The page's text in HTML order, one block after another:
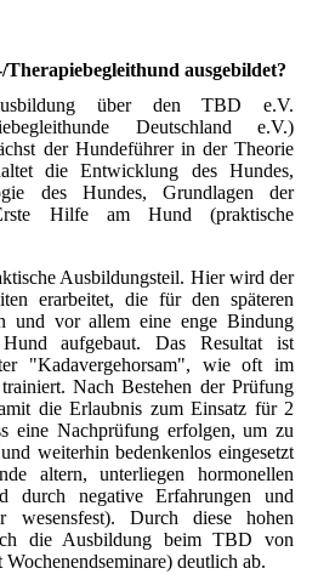
ausgebildet?
über den TBD e.V.
Deutschland e.V.)
der Hundeführer in der Theorie
die Entwicklung des Hundes,
des Hundes, Grundlagen der
Hilfe am Hund (praktische
Ausbildungsteil. Hier wird der
erarbeitet, die für den späteren
und vor allem eine enge Bindung
aufgebaut. Das Resultat ist
"Kadavergehorsam", wie oft im
Nach Bestehen der Prüfung
die Erlaubnis zum Einsatz für 2
eine Nachprüfung erfolgen, um zu
weiterhin bedenkenlos eingesetzt
altern, unterliegen hormonellen
durch negative Erfahrungen und
wesensfest). Durch diese hohen
die Ausbildung beim TBD von
deutlich ab.